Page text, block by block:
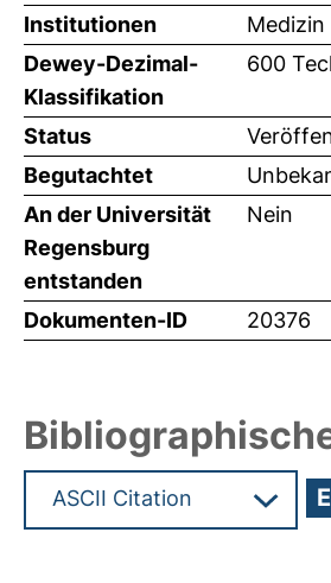
Institutionen
Dewey-Dezimal-
Klassifikation
600
Status
Begutachtet
An der Universität
Regensburg
entstanden
Nein
Dokumenten-ID 20376